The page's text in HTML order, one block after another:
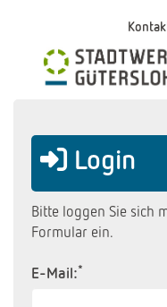
Login
Bitte loggen Sie sich
Formular ein.
E-Mail:*